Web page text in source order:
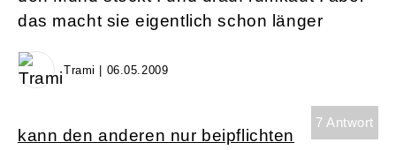
das macht sie eigentlich schon länger
Trami | 06.05.2009
7 Antwort
kann den anderen nur beipflichten